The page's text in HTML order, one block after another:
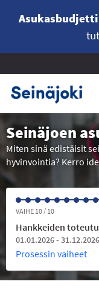
Seinäjoen
Miten sinä edistäisit
hyvinvointia? Kerro
VAIHE 10 / 10
Hankkeiden
01.01.2026 - 31.12.2026
Prosessin vaiheet